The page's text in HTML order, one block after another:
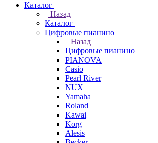
Каталог
Назад
Каталог
Цифровые пианино
Назад
Цифровые пианино
PIANOVA
Casio
Pearl River
NUX
Yamaha
Roland
Kawai
Korg
Alesis